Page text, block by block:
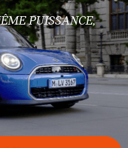
PUISSANCE,